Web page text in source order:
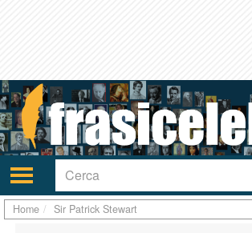
Attiva/disattiva
navigazione
Home Sir Patrick Stewart